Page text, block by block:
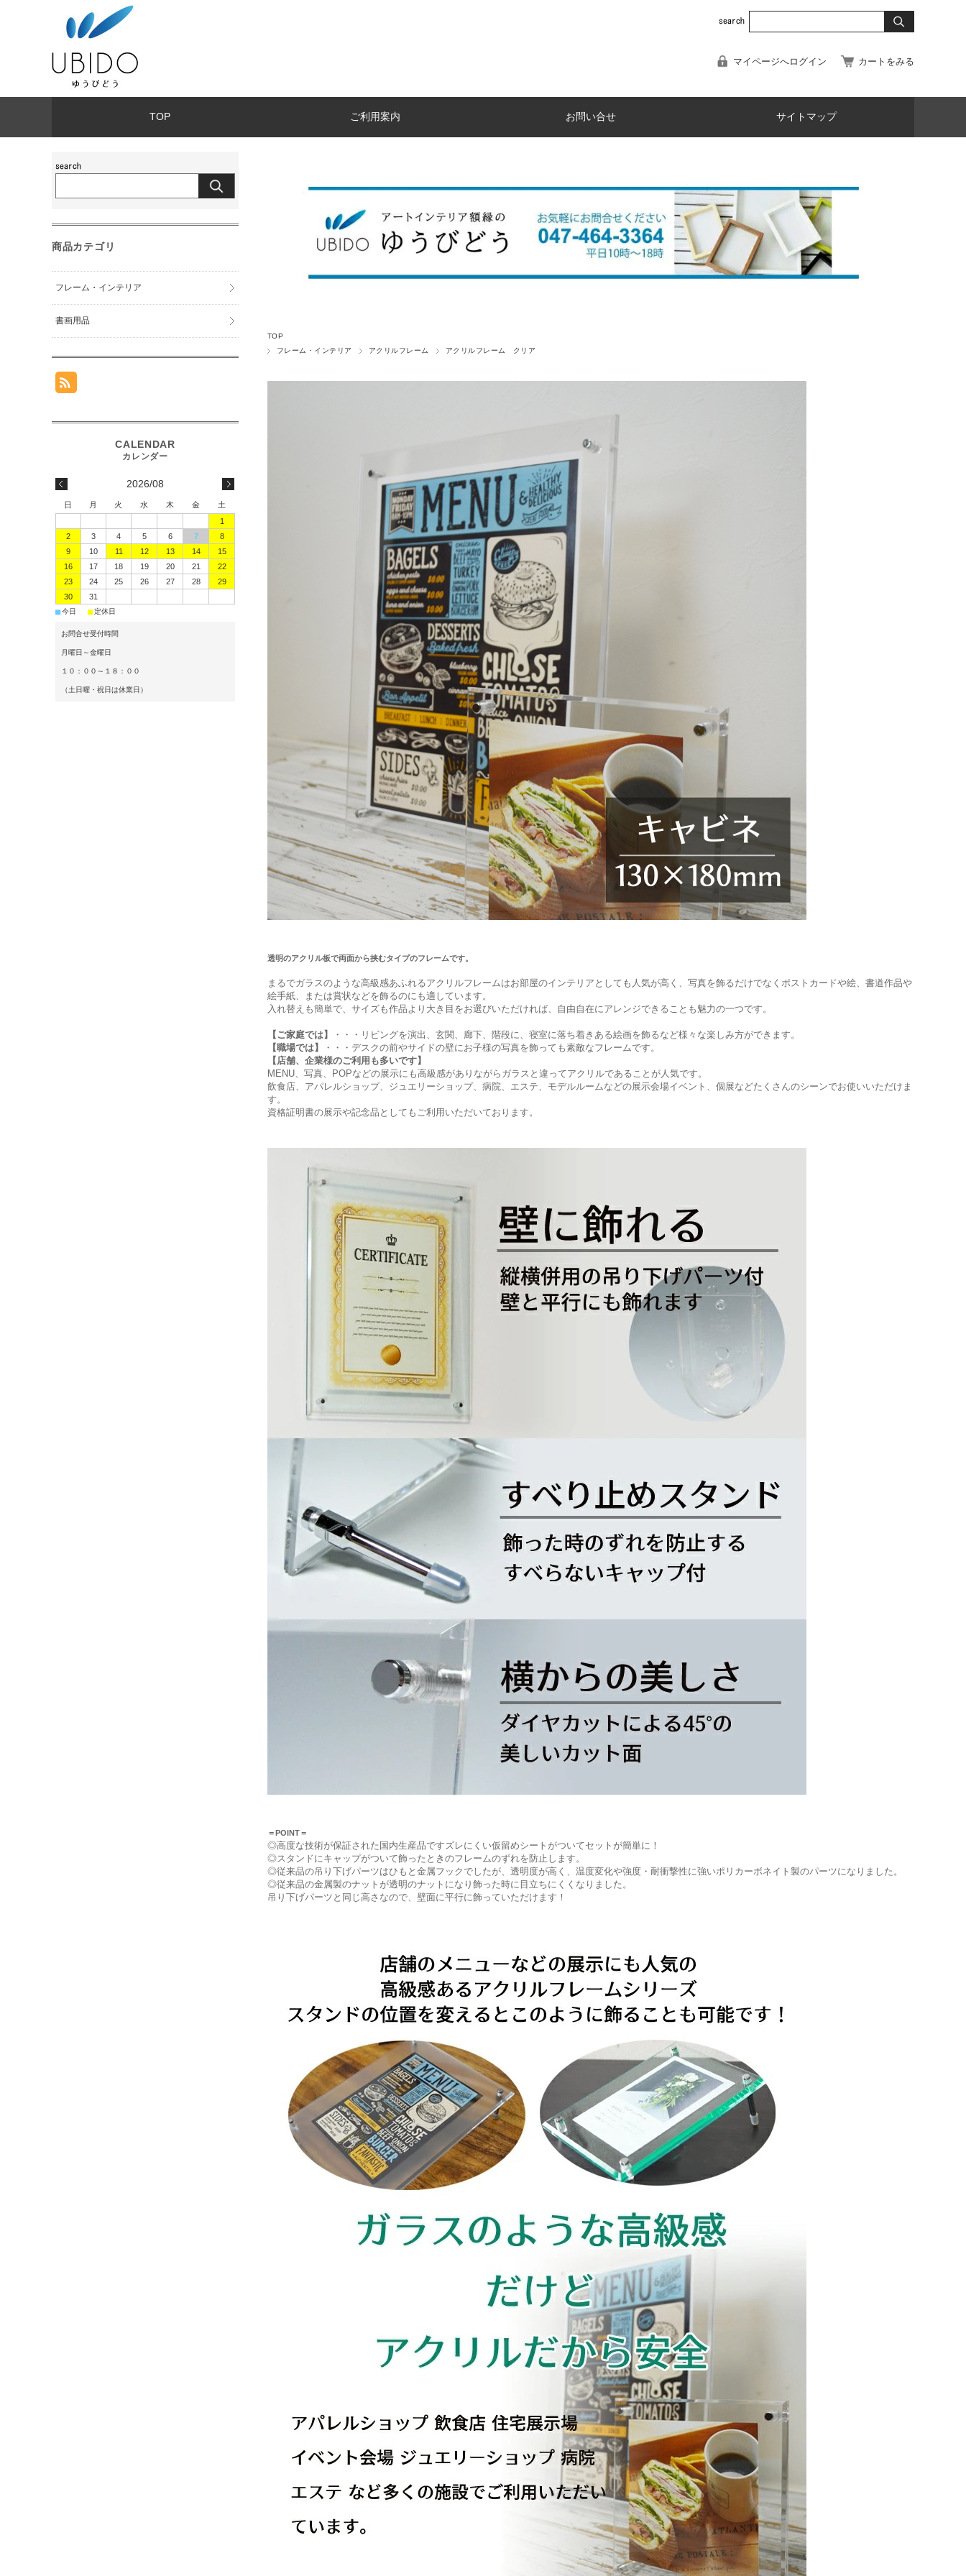
マイページへログイン カートをみる
TOP ご利用案内 お問い合せ サイトマップ
TOP
フレーム・インテリア
アクリルフレーム アクリルフレーム クリア
透明のアクリル板で両面から挟むタイプのフレームです。
まるでガラスのような高級感あふれるアクリルフレームはお部屋のインテリアとしても人気が高く、写真を飾るだけでなくポストカードや絵、書道作品や
絵手紙、または賞状などを飾るのにも適しています。
入れ替えも簡単で、サイズも作品より大き目をお選びいただければ、自由自在にアレンジできることも魅力の一つです。
【ご家庭では】
・・・リビングを演出、玄関、廊下、階段に、寝室に落ち着きある絵画を飾るなど様々な楽しみ方ができます。
【職場では】
・・・デスクの前やサイドの壁にお子様の写真を飾っても素敵なフレームです。
【店舗、企業様のご利用も多いです】
MENU、写真、POPなどの展示にも高級感がありながらガラスと違ってアクリルであることが人気です。
飲食店、アパレルショップ、ジュエリーショップ、病院、エステ、モデルルームなどの展示会場イベント、個展などたくさんのシーンでお使いいただけま
す。
資格証明書の展示や記念品としてもご利用いただいております。
＝POINT＝
◎高度な技術が保証された国内生産品ですズレにくい仮留めシートがついてセットが簡単に！
◎スタンドにキャップがついて飾ったときのフレームのずれを防止します。
◎従来品の吊り下げパーツはひもと金属フックでしたが、透明度が高く、温度変化や強度・耐衝撃性に強いポリカーボネイト製のパーツになりました。
◎従来品の金属製のナットが透明のナットになり飾った時に目立ちにくくなりました。
吊り下げパーツと同じ高さなので、壁面に平行に飾っていただけます！
商品カテゴリ
フレーム・インテリア
書画用品
2026/08
日 月 火 水 木 金
土
1
2
3 4 5 6 7
8
9
10 11 12 13 14
15
16
17 18 19 20 21
22
23
24 25 26 27 28
29
30
31
■今日 ■定休日
お問合せ受付時間
月曜日～金曜日
１０：００～１８：００
（土日曜・祝日は休業日）